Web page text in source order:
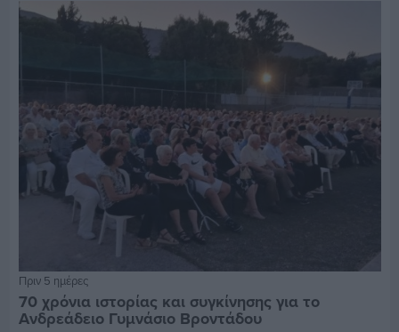
Πριν 5 ημέρες
70 χρόνια ιστορίας και συγκίνησης για το
Ανδρεάδειο Γυμνάσιο Βροντάδου